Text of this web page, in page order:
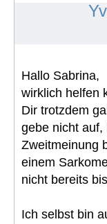
Hallo Sabrina,
wirklich helfen
Dir trotzdem
gebe nicht auf,
Zweitmeinung
einem
nicht bereits
Ich selbst bin